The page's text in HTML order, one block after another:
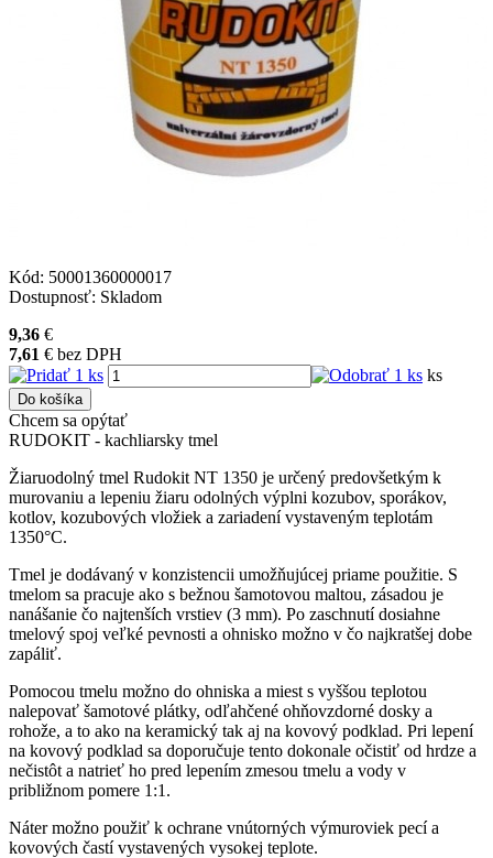
Kód: 50001360000017
Dostupnosť: Skladom
9,36 €
7,61 € bez DPH
ks
Do košíka
Chcem sa opýtať
RUDOKIT - kachliarsky tmel
Žiaruodolný tmel Rudokit NT 1350 je určený predovšetkým k
murovaniu a lepeniu žiaru odolných výplni kozubov, sporákov,
kotlov, kozubových vložiek a zariadení vystaveným teplotám
1350°C.
Tmel je dodávaný v konzistencii umožňujúcej priame použitie. S
tmelom sa pracuje ako s bežnou šamotovou maltou, zásadou je
nanášanie čo najtenších vrstiev (3 mm). Po zaschnutí dosiahne
tmelový spoj veľké pevnosti a ohnisko možno v čo najkratšej dobe
zapáliť.
Pomocou tmelu možno do ohniska a miest s vyššou teplotou
nalepovať šamotové plátky, odľahčené ohňovzdorné dosky a
rohože, a to ako na keramický tak aj na kovový podklad. Pri lepení
na kovový podklad sa doporučuje tento dokonale očistiť od hrdze a
nečistôt a natrieť ho pred lepením zmesou tmelu a vody v
približnom pomere 1:1.
Náter možno použiť k ochrane vnútorných výmuroviek pecí a
kovových častí vystavených vysokej teplote.